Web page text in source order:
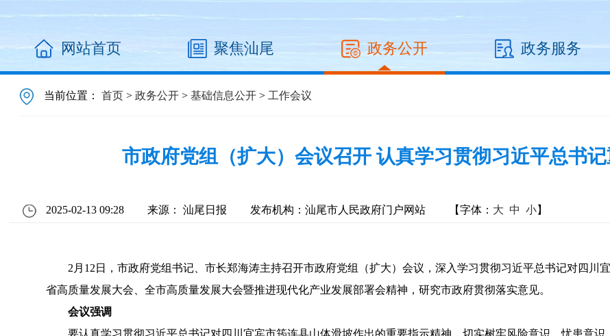
网站首页 聚焦汕尾 政务公开 政务服务
当前位置：首页 >政务公开 >基础信息公开 > 工作会议
市政府党组（扩大）会议召开 认真学习贯彻习近平总书
2025-02-13 09:28 来源： 汕尾日报 发布机构：汕尾市人民政府门户网站 【字体： 大 中 小】
2月12日，市政府党组书记、市长郑海涛主持召开市政府党组（扩大）会议，深入学习贯彻习近平总书记对四川
省高质量发展大会、全市高质量发展大会暨推进现代化产业发展部署会精神，研究市政府贯彻落实意见。
会议强调
要认真学习贯彻习近平总书记对四川宜宾市筠连县山体滑坡作出的重要指示精神，切实树牢风险意识、忧患意识